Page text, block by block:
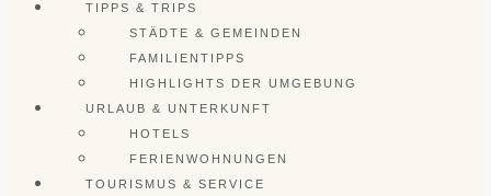
TIPPS & TRIPS
STÄDTE & GEMEINDEN
FAMILIENTIPPS
HIGHLIGHTS DER UMGEBUNG
URLAUB & UNTERKUNFT
HOTELS
FERIENWOHNUNGEN
TOURISMUS & SERVICE